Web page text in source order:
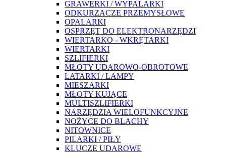
GRAWERKI / WYPALARKI
ODKURZACZE PRZEMYSŁOWE
OPALARKI
OSPRZĘT DO ELEKTRONARZĘDZI
WIERTARKO - WKRĘTARKI
WIERTARKI
SZLIFIERKI
MŁOTY UDAROWO-OBROTOWE
LATARKI / LAMPY
MIESZARKI
MŁOTY KUJĄCE
MULTISZLIFIERKI
NARZĘDZIA WIELOFUNKCYJNE
NOŻYCE DO BLACHY
NITOWNICE
PILARKI / PIŁY
KLUCZE UDAROWE